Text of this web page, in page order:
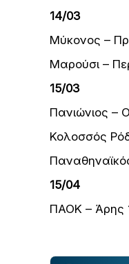
14/03
Μύκονος –
Μαρούσι –
15/03
Πανιώνιος –
Κολοσσός
15/04
ΠΑΟΚ – Άρης